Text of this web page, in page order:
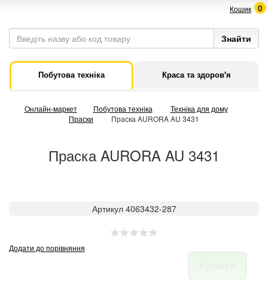
Кошик 0
Побутова техніка Краса та здоров'я
Онлайн-маркет Побутова техніка
Техніка для дому
Праски
Праска AURORA AU 3431
Праска AURORA AU 3431
Артикул 4063432-287
Додати до порівняння